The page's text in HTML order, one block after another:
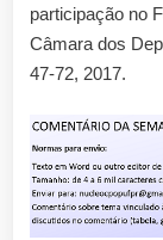
participação no
Câmara dos
47-72, 2017.